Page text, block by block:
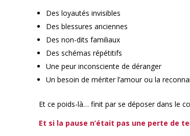
Des loyautés invisibles
Des blessures anciennes
Des non-dits familiaux
Des schémas répétitifs
Une peur inconsciente de déranger
Un besoin de mériter l’amour ou la
Et ce poids-là… finit par se déposer dans le
Et si la pause n’était pas une perte de